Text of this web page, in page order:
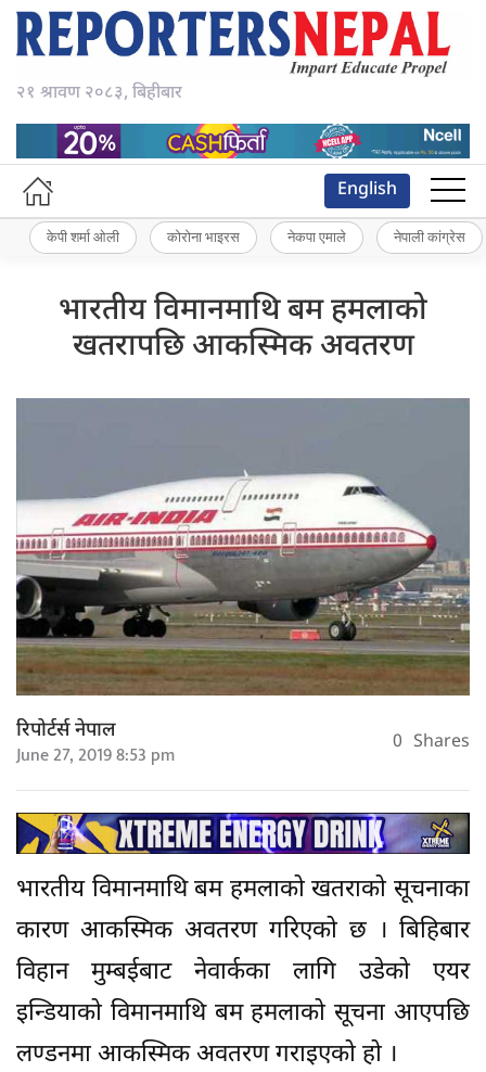
२१ श्रावण २०८३, बिहीबार
English
केपी शर्मा ओली कोरोना भाइरस नेकपा एमाले नेपाली कांग्रेस
भारतीय विमानमाथि बम हमलाको
खतरापछि आकस्मिक अवतरण
रिपोर्टर्स नेपाल
June 27, 2019 8:53 pm 0 Shares
भारतीय विमानमाथि बम हमलाको खतराको सूचनाका
कारण आकस्मिक अवतरण गरिएको छ । बिहिबार
विहान मुम्बईबाट नेवार्कका लागि उडेको एयर
इन्डियाको विमानमाथि बम हमलाको सूचना आएपछि
लण्डनमा आकस्मिक अवतरण गराइएको हो ।